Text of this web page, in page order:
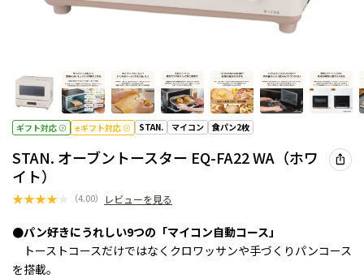
ギフト対応 eギフト対応 STAN. マイコン 食パン2枚
STAN. オーブントースター EQ-FA22 WA（ホワ
イト）
★★★★ （4.00） レビューを見る
●パン好きにうれしい9つの「マイコン自動コース」
トーストコースだけではなくクロワッサンや手づくりパンコース
を搭載。